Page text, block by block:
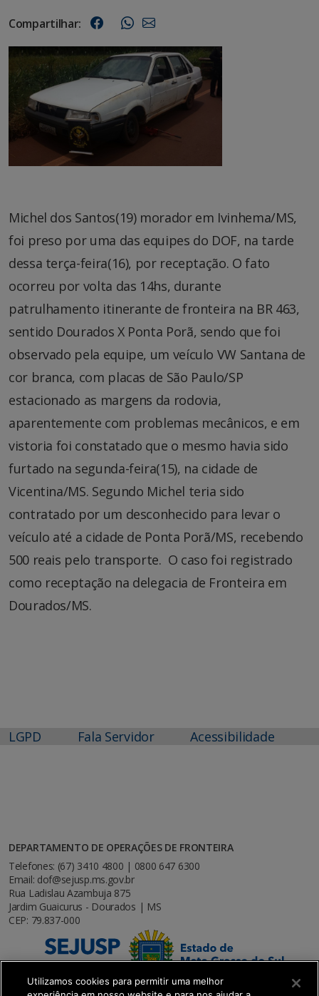
Compartilhar:
Michel dos Santos(19) morador em Ivinhema/MS,
foi preso por uma das equipes do DOF, na tarde
dessa terça-feira(16), por receptação. O fato
ocorreu por volta das 14hs, durante
patrulhamento itinerante de fronteira na BR 463,
sentido Dourados X Ponta Porã, sendo que foi
observado pela equipe, um veículo VW Santana de
cor branca, com placas de São Paulo/SP
estacionado as margens da rodovia,
aparentemente com problemas mecânicos, e em
vistoria foi constatado que o mesmo havia sido
furtado na segunda-feira(15), na cidade de
Vicentina/MS. Segundo Michel teria sido
contratado por um desconhecido para levar o
veículo até a cidade de Ponta Porã/MS, recebendo
500 reais pelo transporte. O caso foi registrado
como receptação na delegacia de Fronteira em
Dourados/MS.
LGPD Fala Servidor Acessibilidade
DEPARTAMENTO DE OPERAÇÕES DE FRONTEIRA
Telefones: (67) 3410 4800 | 0800 647 6300
Email: dof@sejusp.ms.gov.br
Rua Ladislau Azambuja 875
Jardim Guaicurus - Dourados | MS
CEP: 79.837-000
Utilizamos cookies para permitir uma melhor